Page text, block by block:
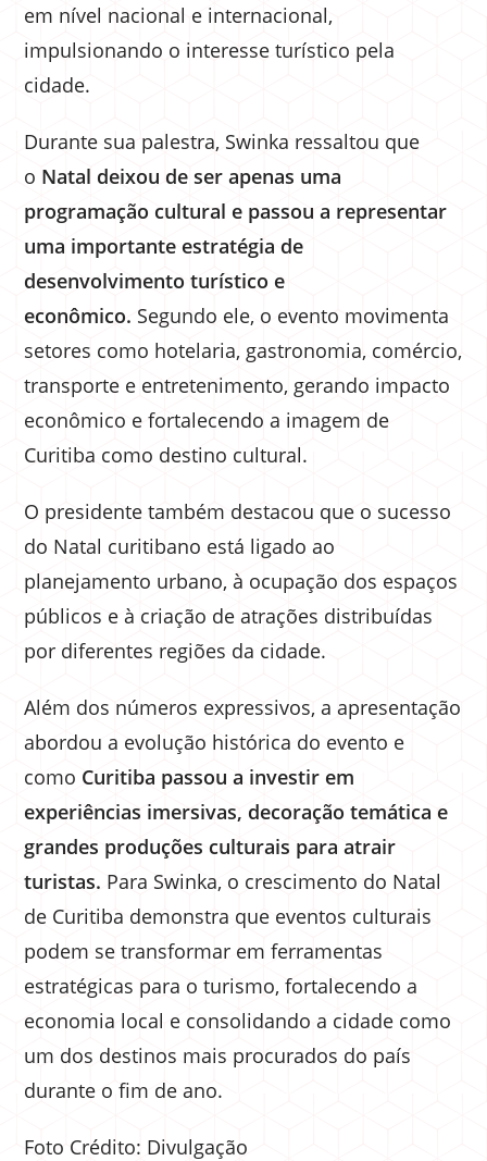
em nível nacional e internacional,
impulsionando o interesse turístico pela
cidade.
Durante sua palestra, Swinka ressaltou que
o Natal deixou de ser apenas uma
programação cultural e passou a representar
uma importante estratégia de
desenvolvimento turístico e
econômico. Segundo ele, o evento movimenta
setores como hotelaria, gastronomia, comércio,
transporte e entretenimento, gerando impacto
econômico e fortalecendo a imagem de
Curitiba como destino cultural.
O presidente também destacou que o sucesso
do Natal curitibano está ligado ao
planejamento urbano, à ocupação dos espaços
públicos e à criação de atrações distribuídas
por diferentes regiões da cidade.
Além dos números expressivos, a apresentação
abordou a evolução histórica do evento e
como Curitiba passou a investir em
experiências imersivas, decoração temática e
grandes produções culturais para atrair
turistas. Para Swinka, o crescimento do Natal
de Curitiba demonstra que eventos culturais
podem se transformar em ferramentas
estratégicas para o turismo, fortalecendo a
economia local e consolidando a cidade como
um dos destinos mais procurados do país
durante o fim de ano.
Foto Crédito: Divulgação